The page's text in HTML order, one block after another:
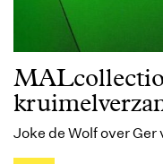
Joke de Wolf over Ger